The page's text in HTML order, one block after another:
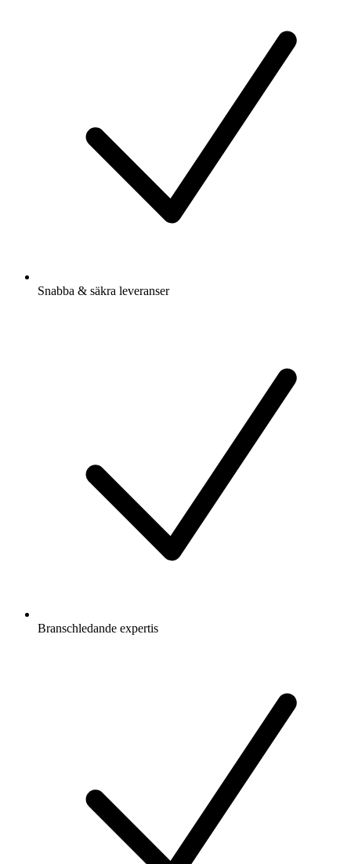
Snabba & säkra leveranser
Branschledande expertis